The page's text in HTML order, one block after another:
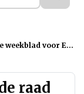
voor Eygelshoven en omgeving
raad